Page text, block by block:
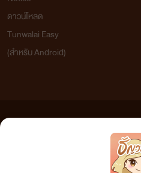
ดาวน์โหลด
Tunwalai Easy
(สำหรับ Android)
เว็บไซต์แห่งนี้ไม่ได้เห็นด้วยและไม่ขอรับผิดชอบต่อข้อ
วิจารณญาณในการกลั่นกรองด้วยตนเอง และหากท่า
กรุณาแจ้งมาที่ tunwalai@ookbee.com เพื่อทีมงานจ